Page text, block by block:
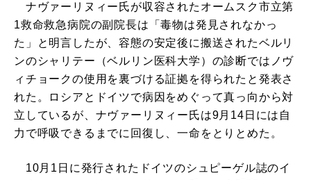
ナヴァーリヌィー氏が収容されたオームスク市立第
1救命救急病院の副院長は「毒物は発見されなかっ
た」と明言したが、容態の安定後に搬送されたベルリ
ンのシャリテー（ベルリン医科大学）の診断ではノヴ
ィチョークの使用を裏づける証拠を得られたと発表さ
れた。ロシアとドイツで病因をめぐって真っ向から対
立しているが、ナヴァーリヌィー氏は9月14日には自
力で呼吸できるまでに回復し、一命をとりとめた。
10月1日に発行されたドイツのシュピーゲル誌のイ